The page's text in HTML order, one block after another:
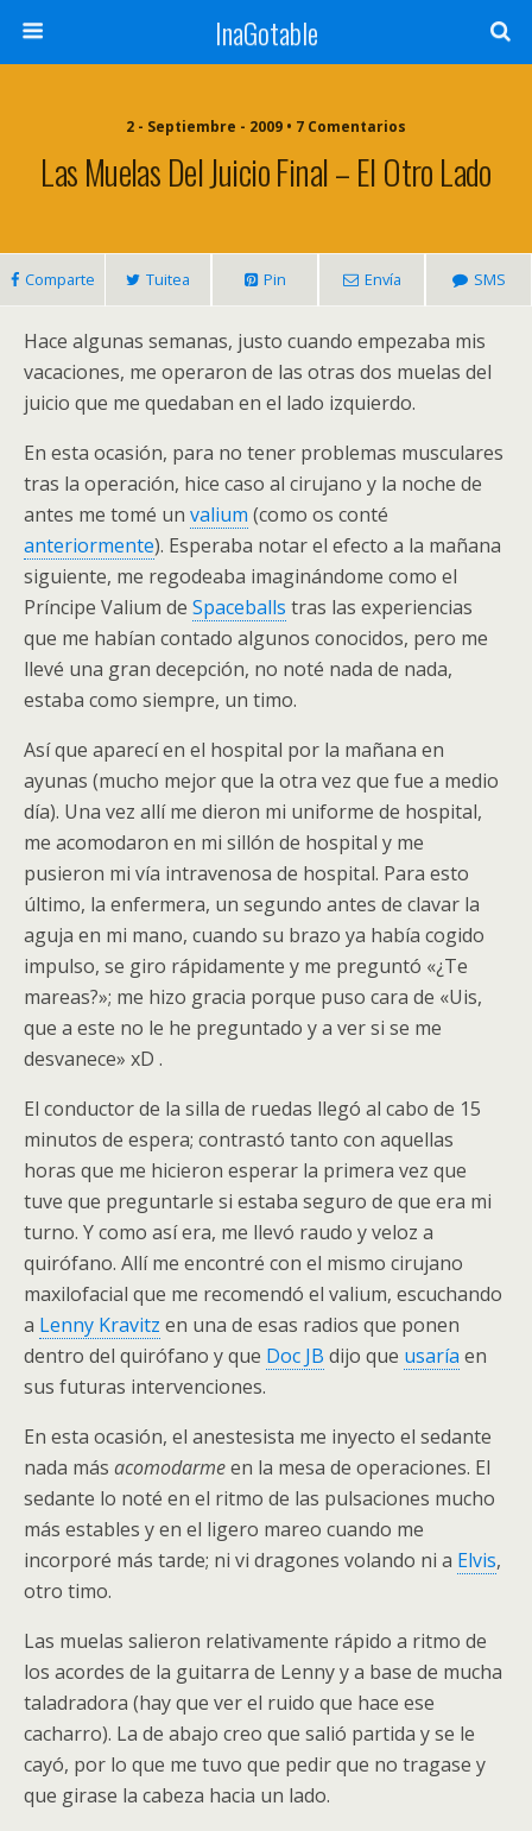
InaGotable
2 - Septiembre - 2009 • 7 Comentarios
Las Muelas Del Juicio Final – El Otro Lado
Comparte Tuitea Pin Envía SMS
Hace algunas semanas, justo cuando empezaba mis
vacaciones, me operaron de las otras dos muelas del
juicio que me quedaban en el lado izquierdo.
En esta ocasión, para no tener problemas musculares
tras la operación, hice caso al cirujano y la noche de
antes me tomé un valium (como os conté
anteriormente). Esperaba notar el efecto a la mañana
siguiente, me regodeaba imaginándome como el
Príncipe Valium de Spaceballs tras las experiencias
que me habían contado algunos conocidos, pero me
llevé una gran decepción, no noté nada de nada,
estaba como siempre, un timo.
Así que aparecí en el hospital por la mañana en
ayunas (mucho mejor que la otra vez que fue a medio
día). Una vez allí me dieron mi uniforme de hospital,
me acomodaron en mi sillón de hospital y me
pusieron mi vía intravenosa de hospital. Para esto
último, la enfermera, un segundo antes de clavar la
aguja en mi mano, cuando su brazo ya había cogido
impulso, se giro rápidamente y me preguntó «¿Te
mareas?»; me hizo gracia porque puso cara de «Uis,
que a este no le he preguntado y a ver si se me
desvanece» xD .
El conductor de la silla de ruedas llegó al cabo de 15
minutos de espera; contrastó tanto con aquellas
horas que me hicieron esperar la primera vez que
tuve que preguntarle si estaba seguro de que era mi
turno. Y como así era, me llevó raudo y veloz a
quirófano. Allí me encontré con el mismo cirujano
maxilofacial que me recomendó el valium, escuchando
a Lenny Kravitz en una de esas radios que ponen
dentro del quirófano y que Doc JB dijo que usaría en
sus futuras intervenciones.
En esta ocasión, el anestesista me inyecto el sedante
nada más acomodarmeen la mesa de operaciones. El
sedante lo noté en el ritmo de las pulsaciones mucho
más estables y en el ligero mareo cuando me
incorporé más tarde; ni vi dragones volando ni a Elvis,
otro timo.
Las muelas salieron relativamente rápido a ritmo de
los acordes de la guitarra de Lenny y a base de mucha
taladradora (hay que ver el ruido que hace ese
cacharro). La de abajo creo que salió partida y se le
cayó, por lo que me tuvo que pedir que no tragase y
que girase la cabeza hacia un lado.